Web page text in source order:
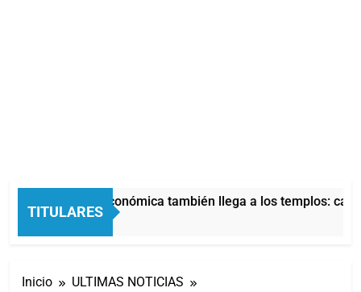
TITULARES
La crisis económica también llega a los templos: casi
13 Horas Atrás
Inicio
ULTIMAS NOTICIAS